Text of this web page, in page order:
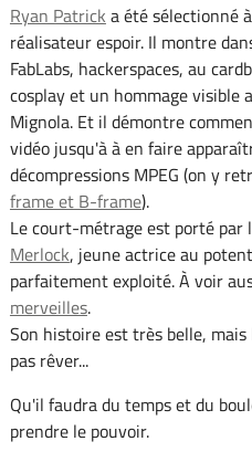
Ryan Patrick a été sélectionné
réalisateur espoir. Il montre
FabLabs, hackerspaces, au
cosplay et un hommage visible
Mignola. Et il démontre
vidéo jusqu'à à en faire
décompressions MPEG (on y
frame et B-frame).
Le court-métrage est porté par
Merlock, jeune actrice au
parfaitement exploité. À voir
merveilles.
Son histoire est très belle,
pas rêver...
Qu'il faudra du temps et du
prendre le pouvoir.